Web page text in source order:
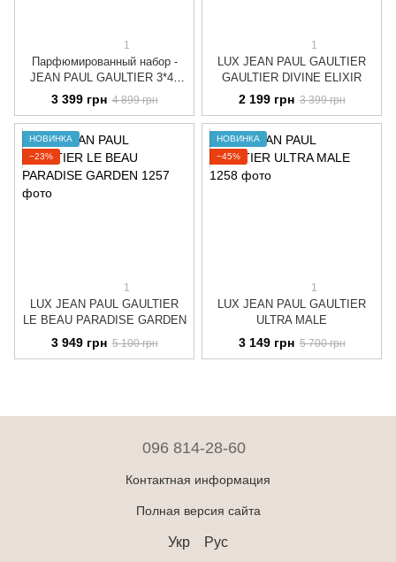
1
Парфюмированный набор -
JEAN PAUL GAULTIER 3*40
3 399 грн 4 899 грн
1
LUX JEAN PAUL GAULTIER
GAULTIER DIVINE ELIXIR
2 199 грн 3 399 грн
НОВИНКА
−23%
1
LUX JEAN PAUL GAULTIER
LE BEAU PARADISE GARDEN
3 949 грн 5 100 грн
НОВИНКА
−45%
1
LUX JEAN PAUL GAULTIER
ULTRA MALE
3 149 грн 5 700 грн
096 814-28-60
Контактная информация
Полная версия сайта
Укр Рус